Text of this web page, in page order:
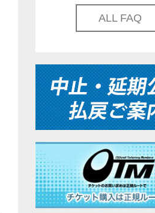
ALL FAQ